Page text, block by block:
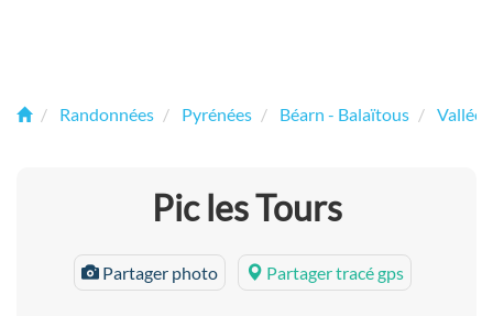
Randonnées Pyrénées Béarn - Balaïtous Vallée
Pic les Tours
Partager photo Partager tracé gps